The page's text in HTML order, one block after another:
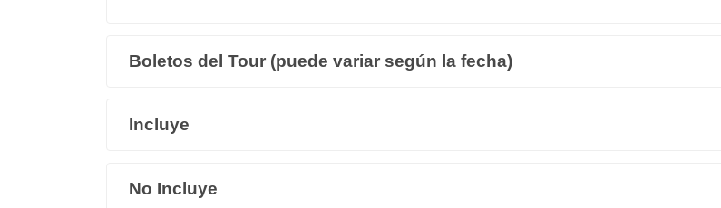
Boletos del Tour (puede variar según la fecha)
Incluye
No Incluye